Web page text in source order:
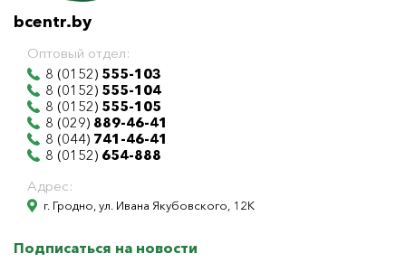
bcentr.by
Оптовый отдел:
8 (0152) 555-103
8 (0152) 555-104
8 (0152) 555-105
8 (029) 889-46-41
8 (044) 741-46-41
8 (0152) 654-888
Адрес:
г. Гродно, ул. Ивана Якубовского, 12К
Подписаться на новости